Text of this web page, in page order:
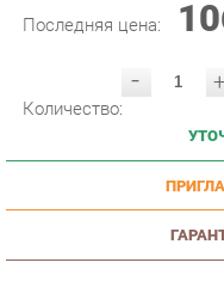
- +
Доставкапог.